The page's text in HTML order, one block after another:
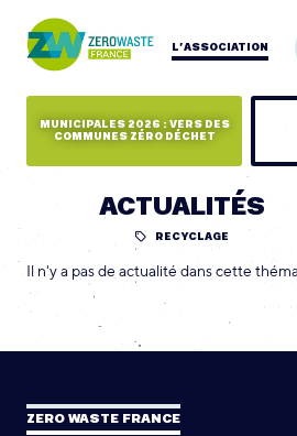
L’ASSOCIATION
MUNICIPALES 2026 : VERS DES
COMMUNES ZÉRO DÉCHET
ACTUALITÉS
RECYCLAGE
Il n'y a pas de actualité dans cette
ZERO WASTE FRANCE